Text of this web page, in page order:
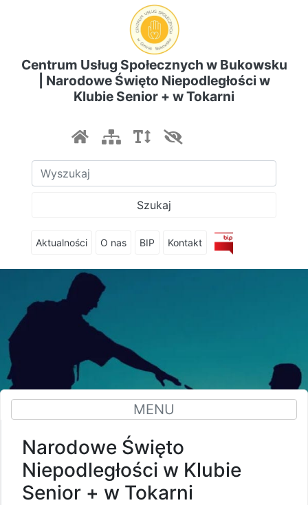
Centrum Usług Społecznych w Bukowsku
| Narodowe Święto Niepodległości w
Klubie Senior + w Tokarni
Szukaj
Aktualności O nas BIP Kontakt
MENU
Narodowe Święto
Niepodległości w Klubie
Senior + w Tokarni